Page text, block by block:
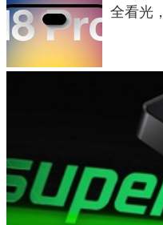
全看光